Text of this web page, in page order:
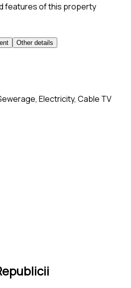
features of this property
Other details
Electricity, Cable TV